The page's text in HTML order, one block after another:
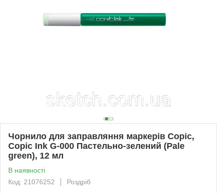
Чорнило для заправляння маркерів Copic,
Copic Ink G-000 Пастельно-зелений (Pale
green), 12 мл
В наявності
Код: 21076252
Роздріб